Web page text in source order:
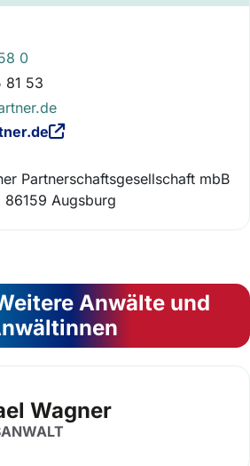
0
81 53
Partnerschaftsgesellschaft mbB
Augsburg
Anwälte und
Wagner